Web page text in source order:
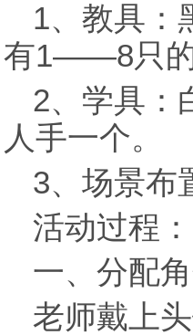
1、教具
有1——8只
2、学具：
人手一个。
3、场景布
活动过程：
一、分配
老师戴上